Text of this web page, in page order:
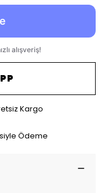
Kargo
Ödeme